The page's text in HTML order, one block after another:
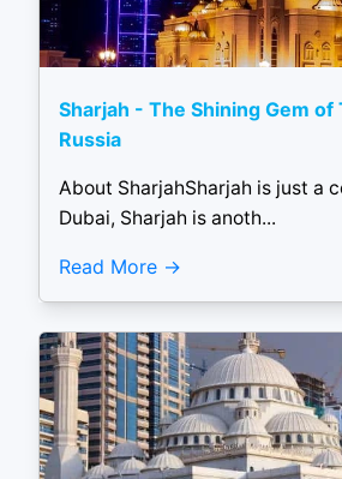
Sharjah - The Shining Gem of
Russia
About SharjahSharjah is just a
Dubai, Sharjah is anoth...
Read More